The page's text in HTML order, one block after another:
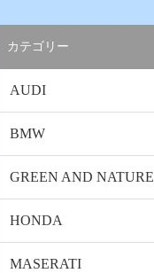
カテゴリー
AUDI
BMW
GREEN AND NATURE
HONDA
MASERATI